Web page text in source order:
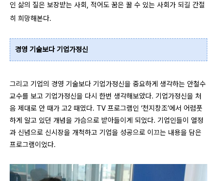
인 삶의 질은 보장받는 사회, 적어도 꿈은 꿀 수 있는 사회가 되길 간절
히 희망해본다.
경영 기술보다 기업가정신
그리고 기업의 경영 기술보다 기업가정신을 중요하게 생각하는 안철수
교수를 보고 기업가정신을 다시 한번 생각해보았다. 기업가정신을 처
음 제대로 안 때가 고2 때였다. TV 프로그램인 ‘천지창조’에서 어렴풋
하게 알고 있던 개념을 가슴으로 받아들이게 되었다. 기업인들이 열정
과 신념으로 신시장을 개척하고 기업을 성공으로 이끄는 내용을 담은
프로그램이었다.